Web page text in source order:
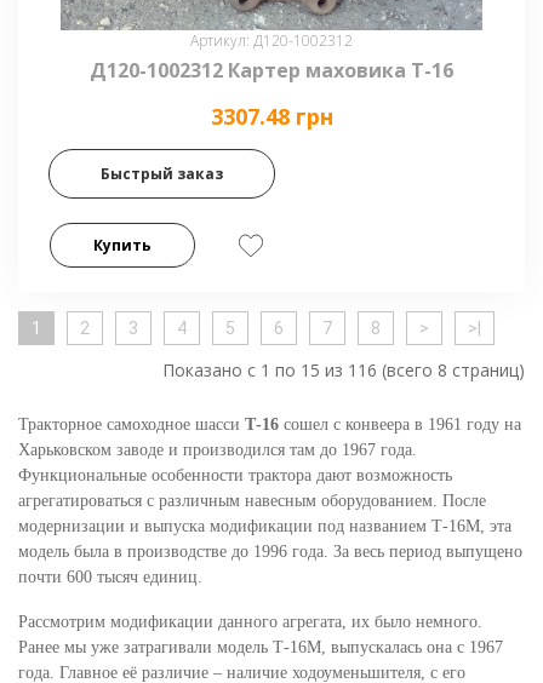
Артикул: Д120-1002312
Д120-1002312 Картер маховика Т-16
3307.48 грн
Быстрый заказ
Купить
1 2 3 4 5 6 7 8 > >|
Показано с 1 по 15 из 116 (всего 8 страниц)
Тракторное самоходное шасси Т-16 сошел с конвеера в 1961 году на
Харьковском заводе и производился там до 1967 года.
Функциональные особенности трактора дают возможность
агрегатироваться с различным навесным оборудованием. После
модернизации и выпуска модификации под названием Т-16М, эта
модель была в производстве до 1996 года. За весь период выпущено
почти 600 тысяч единиц.
Рассмотрим модификации данного агрегата, их было немного.
Ранее мы уже затрагивали модель Т-16М, выпускалась она с 1967
года. Главное её различие – наличие ходоуменьшителя, с его